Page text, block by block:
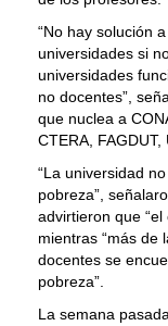
“No hay solución
universidades si
universidades
no docentes”,
que nuclea a
CTERA, FAGDUT,
“La universidad
pobreza”,
advirtieron que
mientras “más de
docentes se
pobreza”.
La semana